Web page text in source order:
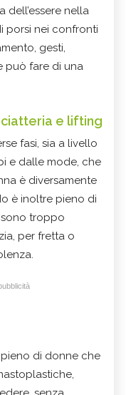
dell’essere nella
porsi nei confronti
gesti,
può fare di una
e lifting
fasi, sia a livello
e dalle mode, che
è diversamente
è inoltre pieno di
troppo
per fretta o
di donne che